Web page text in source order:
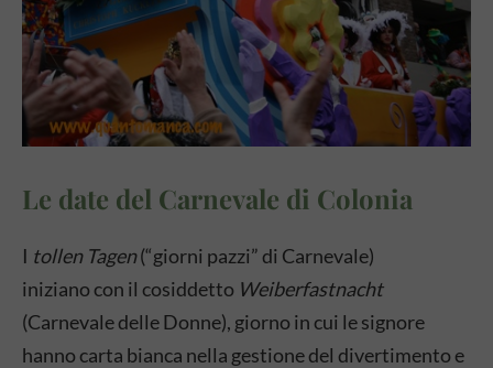
Le date del Carnevale di Colonia
I tollen Tagen(“giorni pazzi” di Carnevale)
iniziano con il cosiddetto Weiberfastnacht
(Carnevale delle Donne), giorno in cui le signore
hanno carta bianca nella gestione del divertimento e